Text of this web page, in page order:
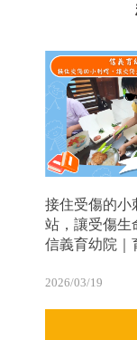
接住受傷的小
站，讓受傷生
信義育幼院｜
2026/03/19